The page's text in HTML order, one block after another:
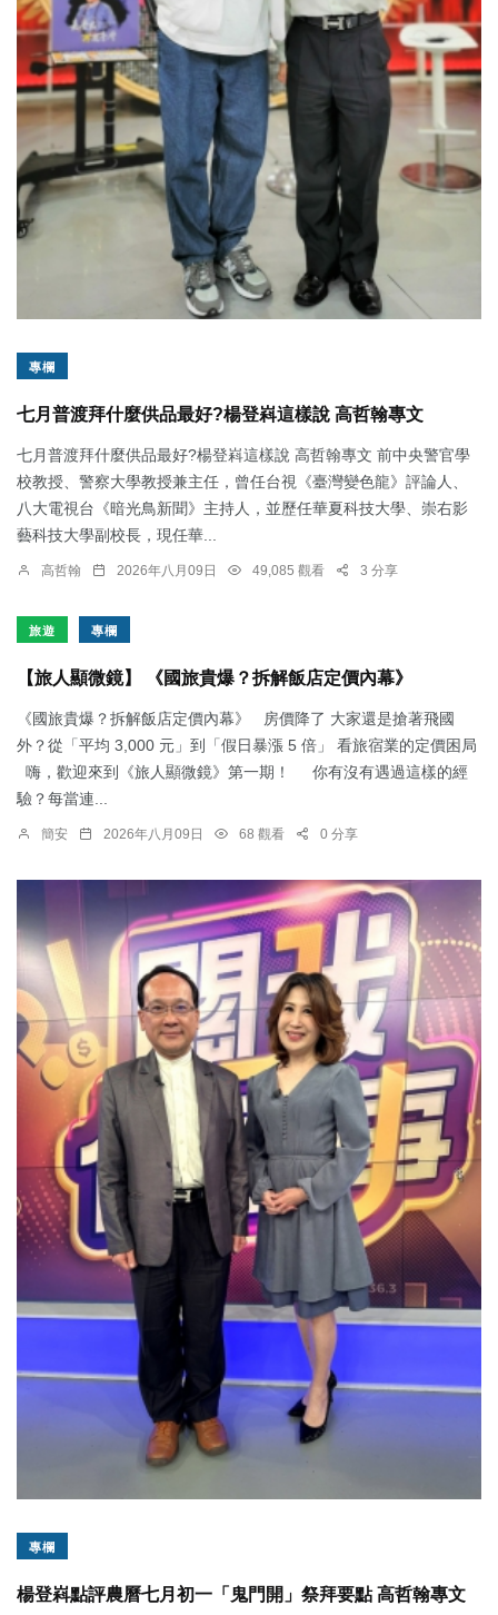
專欄
七月普渡拜什麼供品最好?楊登嵙這樣說 高哲翰專文
七月普渡拜什麼供品最好?楊登嵙這樣說 高哲翰專文 前中央警官學
校教授、警察大學教授兼主任，曾任台視《臺灣變色龍》評論人、
八大電視台《暗光鳥新聞》主持人，並歷任華夏科技大學、崇右影
藝科技大學副校長，現任華...
高哲翰 2026年八月09日 49,085 觀看 3 分享
旅遊 專欄
【旅人顯微鏡】 《國旅貴爆？拆解飯店定價內幕》
《國旅貴爆？拆解飯店定價內幕》 房價降了 大家還是搶著飛國
外？從「平均 3,000 元」到「假日暴漲 5 倍」 看旅宿業的定價困局
嗨，歡迎來到《旅人顯微鏡》第一期！ 你有沒有遇過這樣的經
驗？每當連...
簡安 2026年八月09日 68 觀看 0 分享
專欄
楊登嵙點評農曆七月初一「鬼門開」祭拜要點 高哲翰專文